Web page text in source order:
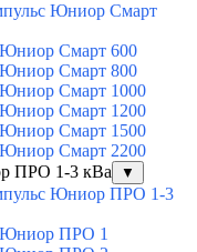
Юниор Смарт
Смарт 600
Смарт 800
Смарт 1000
Смарт 1200
Смарт 1500
Смарт 2200
ПРО 1-3 кВа
▼
Юниор ПРО 1-3
ПРО 1